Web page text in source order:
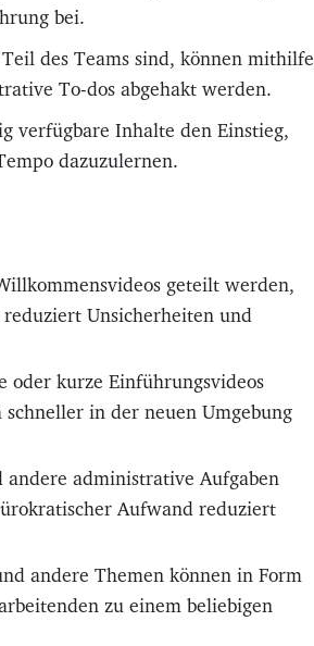
bei.
des Teams sind, können mithilfe
To-dos abgehakt werden.
verfügbare Inhalte den Einstieg,
dazuzulernen.
geteilt werden,
Unsicherheiten und
oder kurze Einführungsvideos
in der neuen Umgebung
administrative Aufgaben
Aufwand reduziert
andere Themen können in Form
zu einem beliebigen